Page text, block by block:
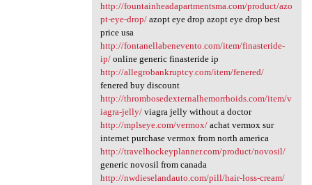
http://fountainheadapartmentsma.com/product/azo
pt-eye-drop/azopt eye drop azopt eye drop best
price usa
http://fontanellabenevento.com/item/finasteride-
ip/online generic finasteride ip
http://allegrobankruptcy.com/item/fenered/
fenered buy discount
http://thrombosedexternalhemorrhoids.com/item/v
iagra-jelly/viagra jelly without a doctor
http://mplseye.com/vermox/achat vermox sur
internet purchase vermox from north america
http://travelhockeyplanner.com/product/novosil/
generic novosil from canada
http://nwdieselandauto.com/pill/hair-loss-cream/